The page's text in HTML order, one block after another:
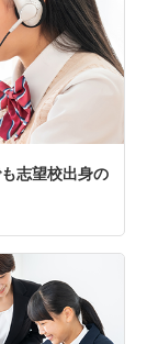
志望校出身の